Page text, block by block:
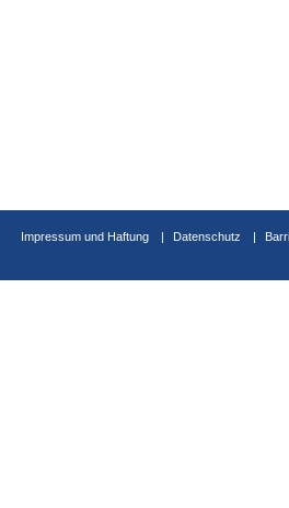
Impressum und Haftung Datenschutz